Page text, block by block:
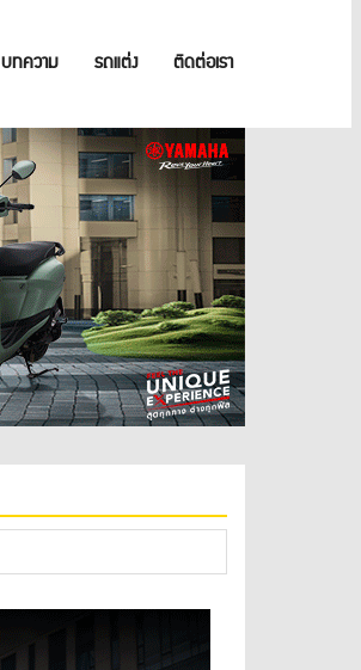
บทความ รถแต่ง ติดต่อเรา